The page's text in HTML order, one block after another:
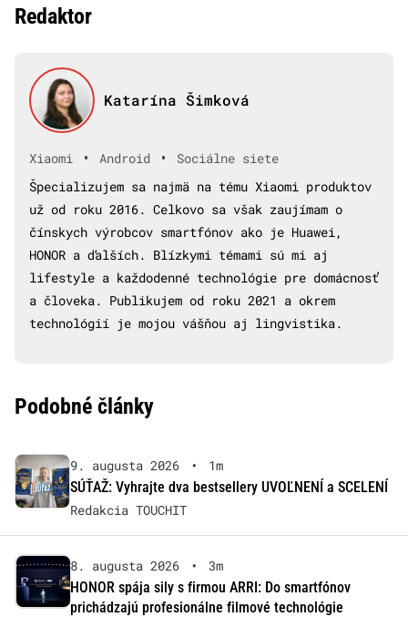
Redaktor
Katarína Šimková
Xiaomi • Android •
Sociálne siete
Špecializujem sa najmä na tému Xiaomi produktov
už od roku 2016. Celkovo sa však zaujímam o
čínskych výrobcov smartfónov ako je Huawei,
HONOR a ďalších. Blízkymi témami sú mi aj
lifestyle a každodenné technológie pre domácnosť
a človeka. Publikujem od roku 2021 a okrem
technológií je mojou vášňou aj lingvistika.
Podobné články
9. augusta 2026 •
1m
SÚŤAŽ: Vyhrajte dva bestsellery UVOĽNENÍ a SCELENÍ
Redakcia TOUCHIT
8. augusta 2026 •
3m
HONOR spája sily s firmou ARRI: Do smartfónov
prichádzajú profesionálne filmové technológie